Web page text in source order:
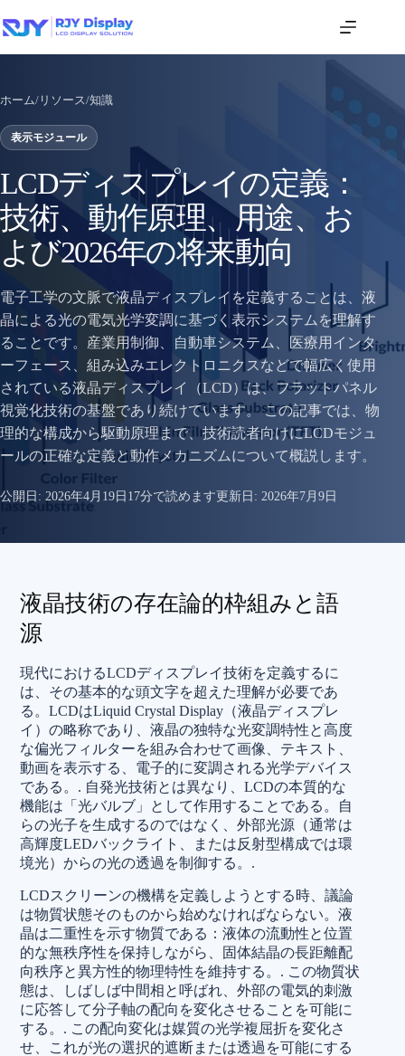
ホーム/ リソース/知識
表示モジュール
LCDディスプレイの定義：
技術、動作原理、用途、お
よび2026年の将来動向
電子工学の文脈で液晶ディスプレイを定義することは、液
晶による光の電気光学変調に基づく表示システムを理解す
ることです。産業用制御、自動車システム、医療用インタ
ーフェース、組み込みエレクトロニクスなどで幅広く使用
されている液晶ディスプレイ（LCD）は、フラットパネル
視覚化技術の基盤であり続けています。 この記事では、物
理的な構成から駆動原理まで、技術読者向けにLCDモジュ
ールの正確な定義と動作メカニズムについて概説します。
公開日: 2026年4月19日 17分で読めます更新日: 2026年7月9日
液晶技術の存在論的枠組みと語
源
現代におけるLCDディスプレイ技術を定義するに
は、その基本的な頭文字を超えた理解が必要であ
る。LCDはLiquid Crystal Display（液晶ディスプレ
イ）の略称であり、液晶の独特な光変調特性と高度
な偏光フィルターを組み合わせて画像、テキスト、
動画を表示する、電子的に変調される光学デバイス
である。. 自発光技術とは異なり、LCDの本質的な
機能は「光バルブ」として作用することである。自
らの光子を生成するのではなく、外部光源（通常は
高輝度LEDバックライト、または反射型構成では環
境光）からの光の透過を制御する。.
LCDスクリーンの機構を定義しようとする時、議論
は物質状態そのものから始めなければならない。液
晶は二重性を示す物質である：液体の流動性と位置
的な無秩序性を保持しながら、固体結晶の長距離配
向秩序と異方性的物理特性を維持する。. この物質状
態は、しばしば中間相と呼ばれ、外部の電気的刺激
に応答して分子軸の配向を変化させることを可能に
する。. この配向変化は媒質の光学複屈折を変化さ
せ、これが光の選択的遮断または透過を可能にする